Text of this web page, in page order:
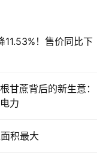
！售价同比下
甘蔗背后的新生意：
力
积最大